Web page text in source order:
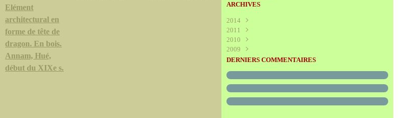
Elément
architectural en
forme de tête de
dragon. En bois.
Annam, Hué,
début du XIXe s.
ARCHIVES
2014
Août
2011
Juillet
Juin
Mai(340)
Mars(227)
Janvier(289)
2010
Décembre
Novembre(595)
Septembre(272)
Juillet(325)
Juin(466)
2009
Décembre(208)
Octobre(227)
Août(273)
Juillet(316)
DERNIERS COMMENTAIRES